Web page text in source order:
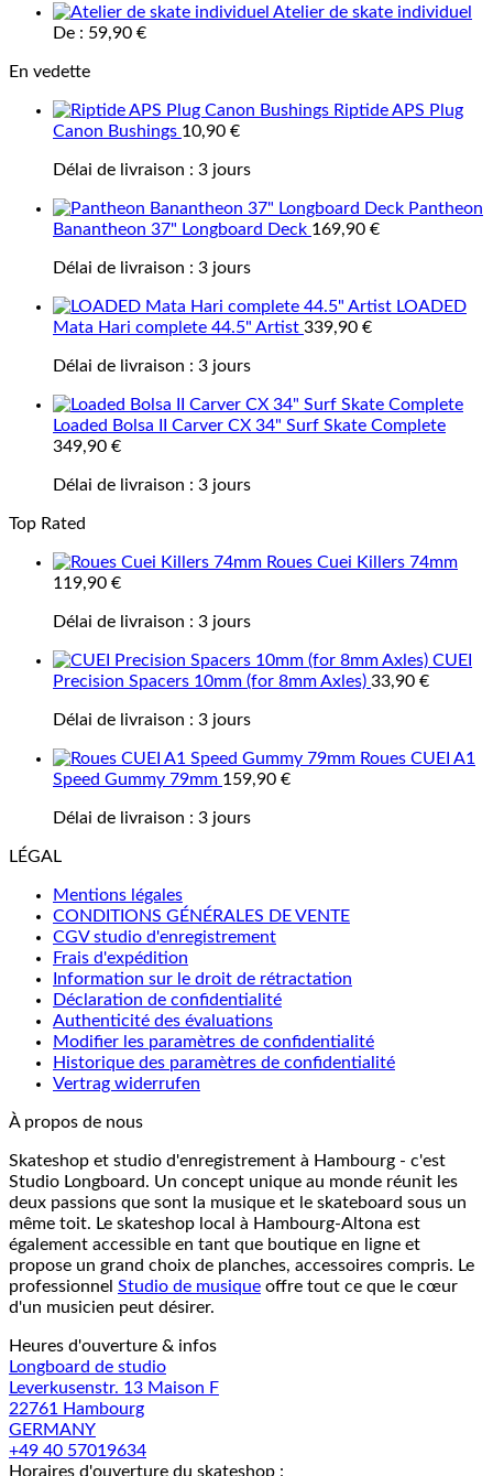
Atelier de skate individuel
De : 59,90 €
En vedette
Riptide APS Plug
Canon Bushings 10,90 €
Délai de livraison : 3 jours
Pantheon
Banantheon 37" Longboard Deck 169,90 €
Délai de livraison : 3 jours
LOADED
Mata Hari complete 44.5" Artist 339,90 €
Délai de livraison : 3 jours
Loaded Bolsa II Carver CX 34" Surf Skate Complete
349,90 €
Délai de livraison : 3 jours
Top Rated
Roues Cuei Killers 74mm
119,90 €
Délai de livraison : 3 jours
CUEI
Precision Spacers 10mm (for 8mm Axles) 33,90 €
Délai de livraison : 3 jours
Roues CUEI A1
Speed Gummy 79mm 159,90 €
Délai de livraison : 3 jours
LÉGAL
Mentions légales
CONDITIONS GÉNÉRALES DE VENTE
CGV studio d'enregistrement
Frais d'expédition
Information sur le droit de rétractation
Déclaration de confidentialité
Authenticité des évaluations
Modifier les paramètres de confidentialité
Historique des paramètres de confidentialité
Vertrag widerrufen
À propos de nous
Skateshop et studio d'enregistrement à Hambourg - c'est
Studio Longboard. Un concept unique au monde réunit les
deux passions que sont la musique et le skateboard sous un
même toit. Le skateshop local à Hambourg-Altona est
également accessible en tant que boutique en ligne et
propose un grand choix de planches, accessoires compris. Le
professionnel Studio de musique offre tout ce que le cœur
d'un musicien peut désirer.
Heures d'ouverture & infos
Longboard de studio
Leverkusenstr. 13 Maison F
22761 Hambourg
GERMANY
+49 40 57019634
Horaires d'ouverture du skateshop :